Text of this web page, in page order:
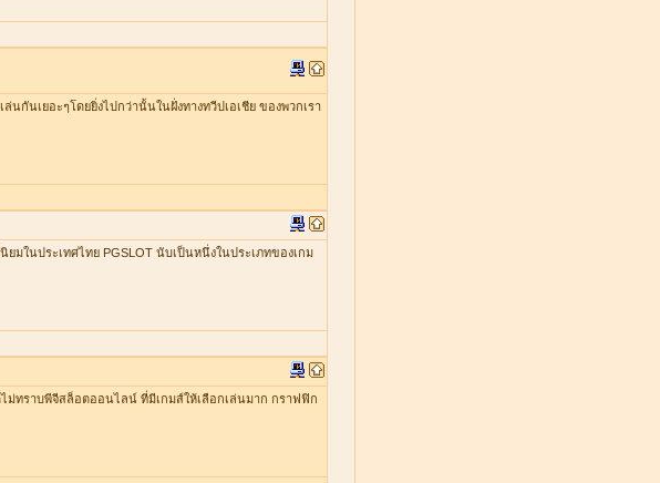
นกันเยอะๆโดยยิ่งไปกว่านั้นในฝั่งทางทวีปเอเชีย ของพวกเรา
มในประเทศไทย PGSLOT นับเป็นหนึ่งในประเภทของเกม
ม่ทราบพีจีสล็อตออนไลน์ ที่มีเกมส์ให้เลือกเล่นมาก กราฟฟิก